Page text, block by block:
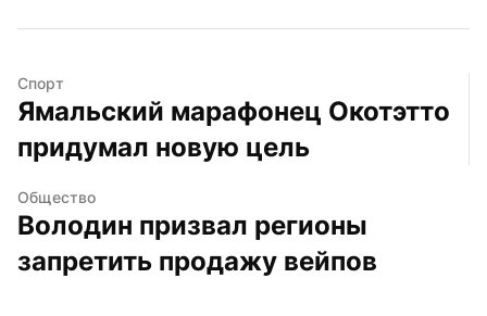
Спорт
Ямальский марафонец Окотэтто
придумал новую цель
Общество
Володин призвал регионы
запретить продажу вейпов